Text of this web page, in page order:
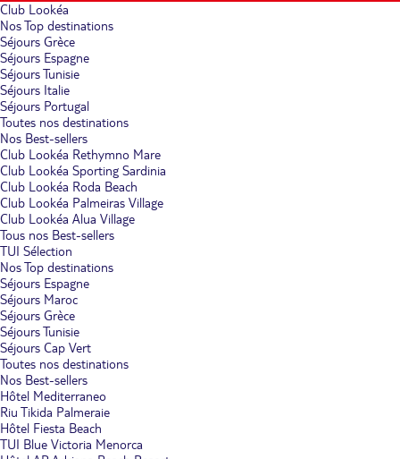
Club Lookéa
Nos Top destinations
Séjours Grèce
Séjours Espagne
Séjours Tunisie
Séjours Italie
Séjours Portugal
Toutes nos destinations
Nos Best-sellers
Club Lookéa Rethymno Mare
Club Lookéa Sporting Sardinia
Club Lookéa Roda Beach
Club Lookéa Palmeiras Village
Club Lookéa Alua Village
Tous nos Best-sellers
TUI Sélection
Nos Top destinations
Séjours Espagne
Séjours Maroc
Séjours Grèce
Séjours Tunisie
Séjours Cap Vert
Toutes nos destinations
Nos Best-sellers
Hôtel Mediterraneo
Riu Tikida Palmeraie
Hôtel Fiesta Beach
TUI Blue Victoria Menorca